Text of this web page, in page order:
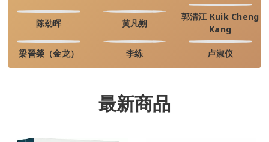
陈劲晖 黄凡朔
郭清江 Kuik Cheng
Kang
梁晉榮（金龙） 李练 卢淑仪
最新商品